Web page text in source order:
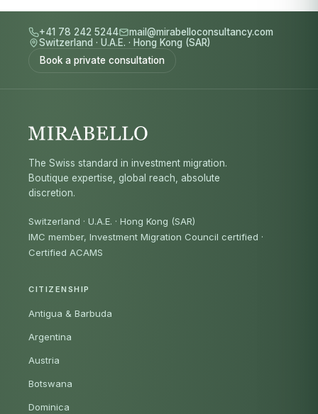
+41 78 242 5244
mail@mirabelloconsultancy.com
Switzerland · U.A.E. · Hong Kong (SAR)
Book a private consultation
The Swiss standard in investment migration.
Boutique expertise, global reach, absolute
discretion.
Switzerland · U.A.E. · Hong Kong (SAR)
IMC member, Investment Migration Council certified ·
Certified ACAMS
CITIZENSHIP
Antigua & Barbuda
Argentina
Austria
Botswana
Dominica